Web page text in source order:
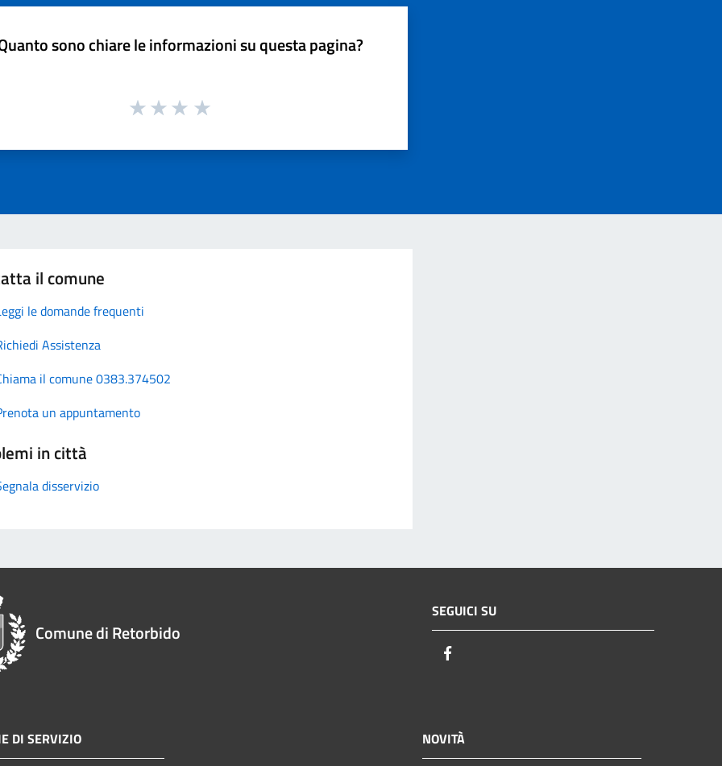
sono chiare le informazioni su questa pagina?
il comune
le domande frequenti
Assistenza
il comune 0383.374502
un appuntamento
in città
disservizio
Comune di Retorbido
SEGUICI SU
DI SERVIZIO NOVITÀ